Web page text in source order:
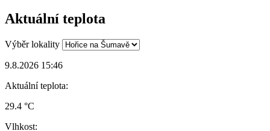
Aktuální teplota
Výběr lokality
9.8.2026 15:46
Aktuální teplota:
29.4 °C
Vlhkost: